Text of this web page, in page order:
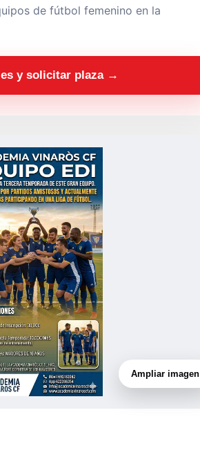
de fútbol femenino en la
y solicitar plaza →
Ampliar imagen